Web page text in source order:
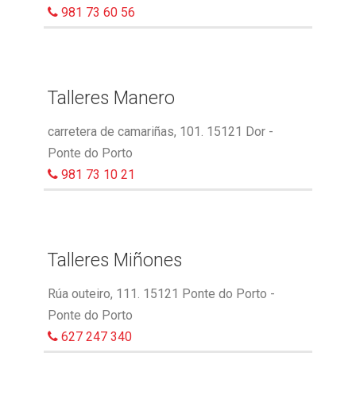
981 73 60 56
Talleres Manero
carretera de camariñas, 101. 15121 Dor -
Ponte do Porto
981 73 10 21
Talleres Miñones
Rúa outeiro, 111. 15121 Ponte do Porto -
Ponte do Porto
627 247 340